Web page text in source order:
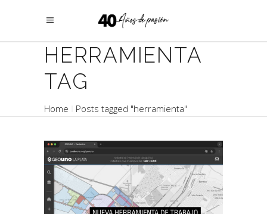
HERRAMIENTA
TAG
Home Posts tagged "herramienta"